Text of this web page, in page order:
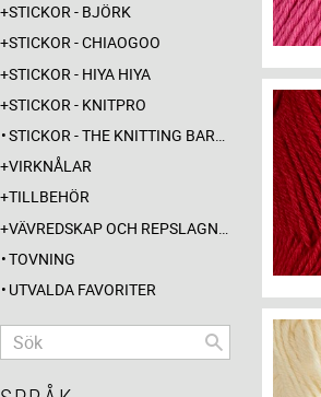
STICKOR - BJÖRK
STICKOR - CHIAOGOO
STICKOR - HIYA HIYA
STICKOR - KNITPRO
STICKOR - THE KNITTING BARBER
VIRKNÅLAR
TILLBEHÖR
VÄVREDSKAP OCH REPSLAGNING
TOVNING
UTVALDA FAVORITER